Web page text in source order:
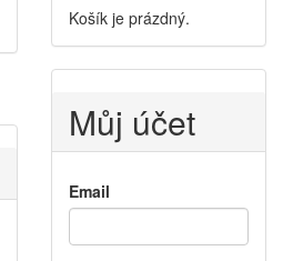
Košík je prázdný.
Můj účet
Email